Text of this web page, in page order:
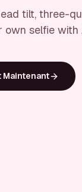
tilt, three-
selfie with
Maintenant